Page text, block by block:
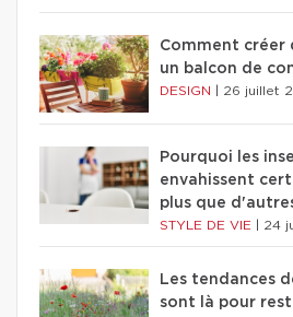
Comment créer
un balcon de
DESIGN 26 juillet
Pourquoi les
envahissent
plus que
STYLE DE VIE 24
Les tendances
sont là pour